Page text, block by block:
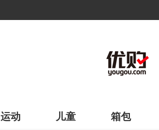
运动 儿童 箱包